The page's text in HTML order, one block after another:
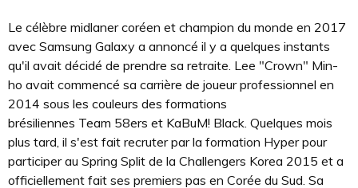
Le célèbre midlaner coréen et champion du monde en 2017
avec Samsung Galaxy a annoncé il y a quelques instants
qu'il avait décidé de prendre sa retraite. Lee "Crown" Min-
ho avait commencé sa carrière de joueur professionnel en
2014 sous les couleurs des formations
brésiliennes Team 58ers et KaBuM! Black. Quelques mois
plus tard, il s'est fait recruter par la formation Hyper pour
participer au Spring Split de la Challengers Korea 2015 et a
officiellement fait ses premiers pas en Corée du Sud. Sa